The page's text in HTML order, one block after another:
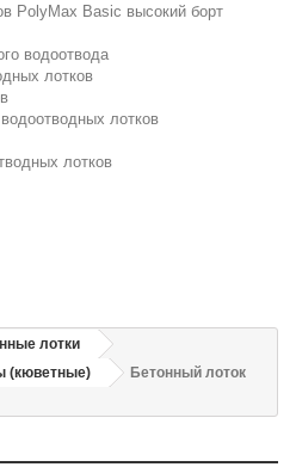
PolyMax Basic высокий борт
водоотвода
лотков
лотков
лотков
лотки
(кюветные)
Бетонный лоток